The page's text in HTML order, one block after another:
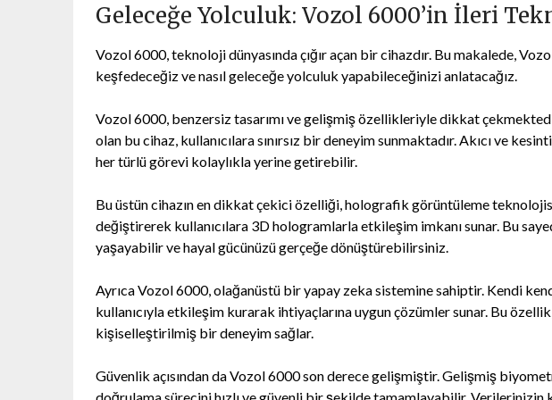
Geleceğe Yolculuk: Vozol 6000’in İleri
Vozol 6000, teknoloji dünyasında çığır açan bir cihazdır. Bu makalede,
keşfedeceğiz ve nasıl geleceğe yolculuk yapabileceğinizi anlatacağız.
Vozol 6000, benzersiz tasarımı ve gelişmiş özellikleriyle dikkat
olan bu cihaz, kullanıcılara sınırsız bir deneyim sunmaktadır. Akıcı ve
her türlü görevi kolaylıkla yerine getirebilir.
Bu üstün cihazın en dikkat çekici özelliği, holografik görüntüleme
değiştirerek kullanıcılara 3D hologramlarla etkileşim imkanı sunar. Bu
yaşayabilir ve hayal gücünüzü gerçeğe dönüştürebilirsiniz.
Ayrıca Vozol 6000, olağanüstü bir yapay zeka sistemine sahiptir. Kendi
kullanıcıyla etkileşim kurarak ihtiyaçlarına uygun çözümler sunar. Bu
kişiselleştirilmiş bir deneyim sağlar.
Güvenlik açısından da Vozol 6000 son derece gelişmiştir. Gelişmiş